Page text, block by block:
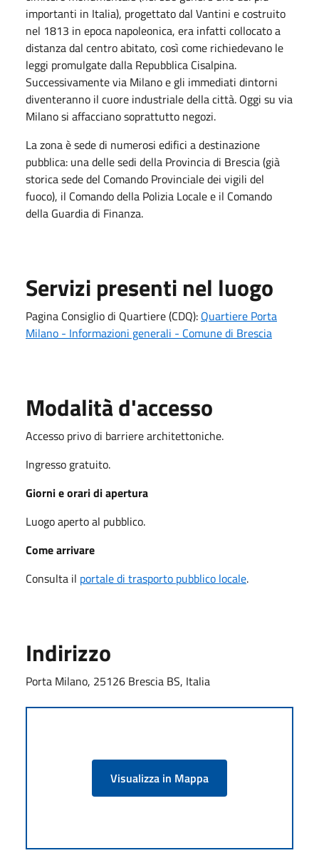
importanti in Italia), progettato dal Vantini e costruito
nel 1813 in epoca napoleonica, era infatti collocato a
distanza dal centro abitato, così come richiedevano le
leggi promulgate dalla Repubblica Cisalpina.
Successivamente via Milano e gli immediati dintorni
diventeranno il cuore industriale della città. Oggi su via
Milano si affacciano soprattutto negozi.
La zona è sede di numerosi edifici a destinazione
pubblica: una delle sedi della Provincia di Brescia (già
storica sede del Comando Provinciale dei vigili del
fuoco), il Comando della Polizia Locale e il Comando
della Guardia di Finanza.
Servizi presenti nel luogo
Pagina Consiglio di Quartiere (CDQ): Quartiere Porta
Milano - Informazioni generali - Comune di Brescia
Modalità d'accesso
Accesso privo di barriere architettoniche.
Ingresso gratuito.
Giorni e orari di apertura
Luogo aperto al pubblico.
Come arrivare
Consulta il portale di trasporto pubblico locale.
Indirizzo
Porta Milano, 25126 Brescia BS, Italia
Visualizza in Mappa